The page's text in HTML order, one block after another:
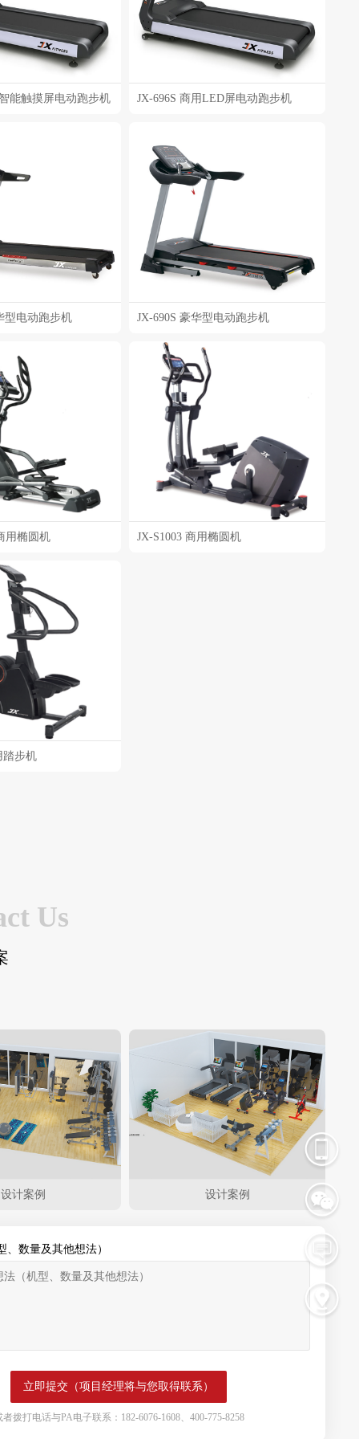
能触摸屏电动跑步机 JX-696S 商用LED屏电动跑步机
型电动跑步机 JX-690S 豪华型电动跑步机
用椭圆机 JX-S1003 商用椭圆机
踏步机
Us
设计案例 设计案例
、数量及其他想法）
者拨打电话与PA电子联系：182-6076-1608、400-775-8258